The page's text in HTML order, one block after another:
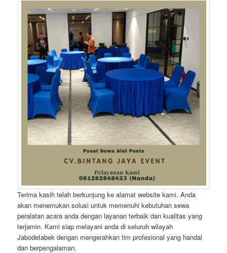
Terima kasih telah berkunjung ke alamat website kami. Anda
akan menemukan solusi untuk memenuhi kebutuhan sewa
peralatan acara anda dengan layanan terbaik dan kualitas yang
terjamin. Kami siap melayani anda di seluruh wilayah
Jabodetabek dengan mengerahkan tim profesional yang handal
dan berpengalaman.